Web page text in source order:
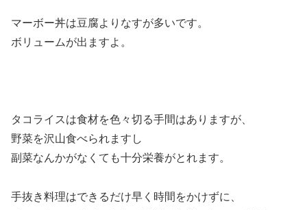
マーボー丼は豆腐よりなすが多いです。
ボリュームが出ますよ。
タコライスは食材を色々切る手間はありますが、
野菜を沢山食べられますし
副菜なんかがなくても十分栄養がとれます。
手抜き料理はできるだけ早く時間をかけずに、